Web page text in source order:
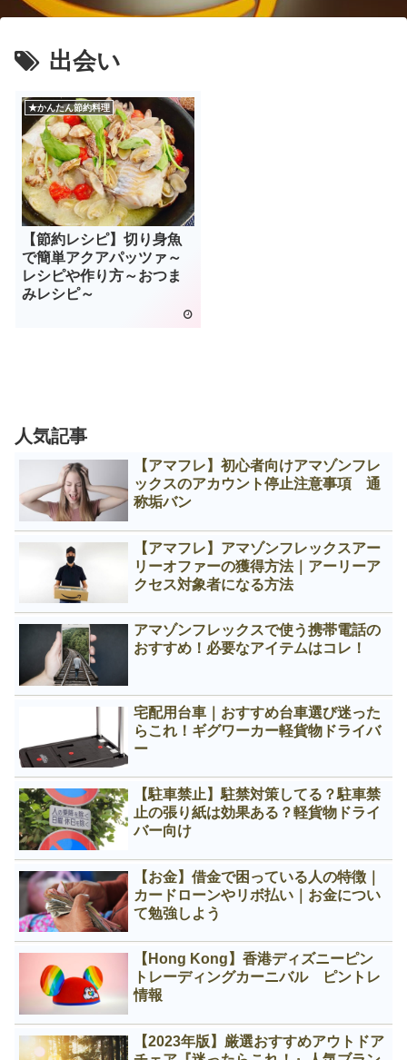
出会い
★かんたん節約料理
【節約レシピ】切り身魚
で簡単アクアパッツァ～
レシピや作り方～おつま
みレシピ～
人気記事
【アマフレ】初心者向けアマゾンフレ
ックスのアカウント停止注意事項 通
称垢バン
【アマフレ】アマゾンフレックスアー
リーオファーの獲得方法｜アーリーア
クセス対象者になる方法
アマゾンフレックスで使う携帯電話の
おすすめ！必要なアイテムはコレ！
宅配用台車｜おすすめ台車選び迷った
らこれ！ギグワーカー軽貨物ドライバ
ー
【駐車禁止】駐禁対策してる？駐車禁
止の張り紙は効果ある？軽貨物ドライ
バー向け
【お金】借金で困っている人の特徴｜
カードローンやリボ払い｜お金につい
て勉強しよう
【Hong Kong】香港ディズニーピン
トレーディングカーニバル ピントレ
情報
【2023年版】厳選おすすめアウトドア